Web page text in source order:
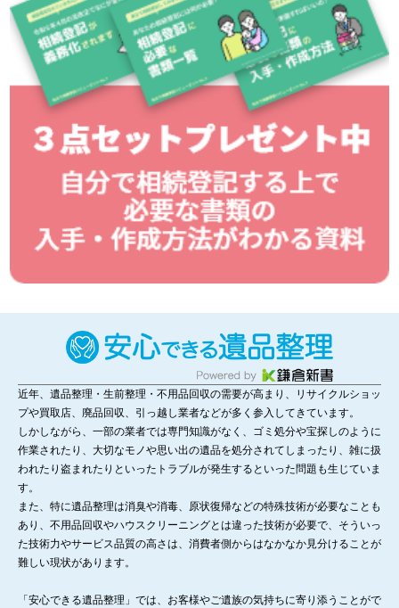
近年、遺品整理・生前整理・不用品回収の需要が高まり、リサイクルショッ
プや買取店、廃品回収、引っ越し業者などが多く参入してきています。
しかしながら、一部の業者では専門知識がなく、ゴミ処分や宝探しのように
作業されたり、大切なモノや思い出の遺品を処分されてしまったり、雑に扱
われたり盗まれたりといったトラブルが発生するといった問題も生じていま
す。
また、特に遺品整理は消臭や消毒、原状復帰などの特殊技術が必要なことも
あり、不用品回収やハウスクリーニングとは違った技術が必要で、そういっ
た技術力やサービス品質の高さは、消費者側からはなかなか見分けることが
難しい現状があります。
「安心できる遺品整理」では、お客様やご遺族の気持ちに寄り添うことがで